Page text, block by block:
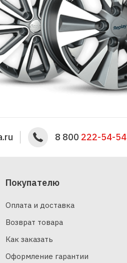
8 800 222-54-54
Покупателю
Оплата и доставка
Возврат товара
Как заказать
Оформление гарантии